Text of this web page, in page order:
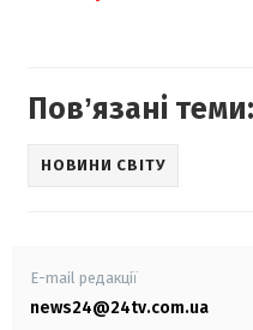
Повʼязані теми:
НОВИНИ СВІТУ
E-mail редакції
news24@24tv.com.ua